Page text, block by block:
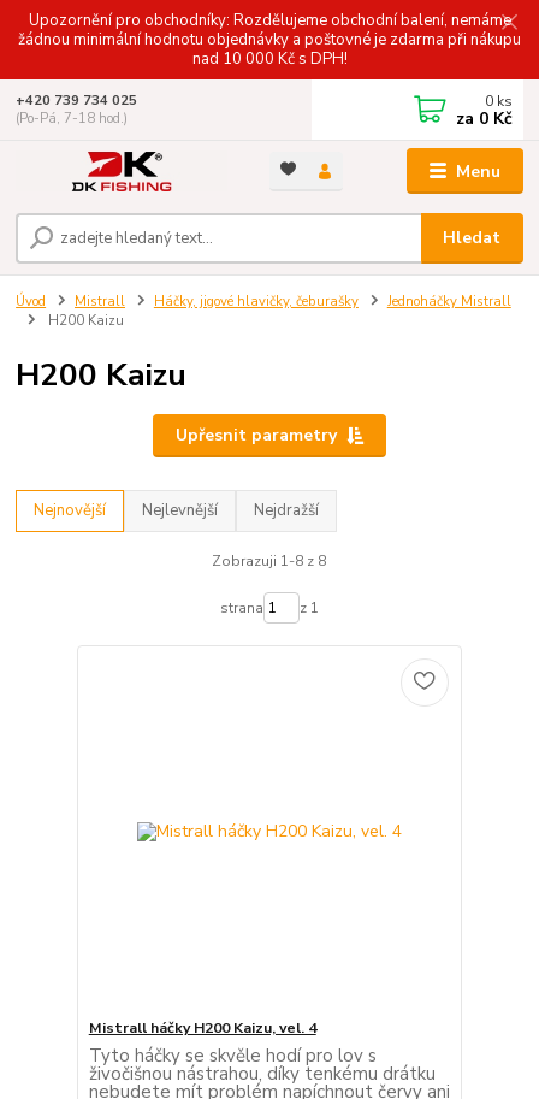
Upozornění pro obchodníky: Rozdělujeme obchodní balení, nemáme
žádnou minimální hodnotu objednávky a poštovné je zdarma při nákupu
nad 10 000 Kč s DPH!
Menu
Hledat
+420 739 734 025
(Po-Pá, 7-18 hod.)
0 ks
za 0 Kč
Úvod Mistrall Háčky, jigové hlavičky, čeburašky
Jednoháčky Mistrall
H200 Kaizu
H200 Kaizu
Upřesnit parametry
Nejnovější Nejlevnější Nejdražší
Zobrazuji 1-8 z 8
strana z 1
Mistrall háčky H200 Kaizu, vel. 4
Tyto háčky se skvěle hodí pro lov s
živočišnou nástrahou, díky tenkému drátku
nebudete mít problém napíchnout červy ani